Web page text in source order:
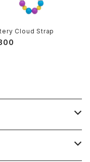
Cloud Strap